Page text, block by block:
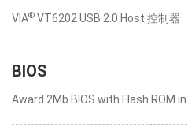
VIA® VT6202 USB 2.0 Host 控制器
BIOS
Award 2Mb BIOS with Flash ROM